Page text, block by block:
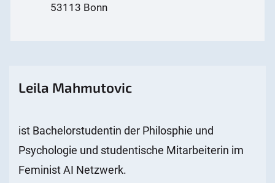
53113 Bonn
Leila Mahmutovic
ist Bachelorstudentin der Philosphie und
Psychologie und studentische Mitarbeiterin im
Feminist AI Netzwerk.